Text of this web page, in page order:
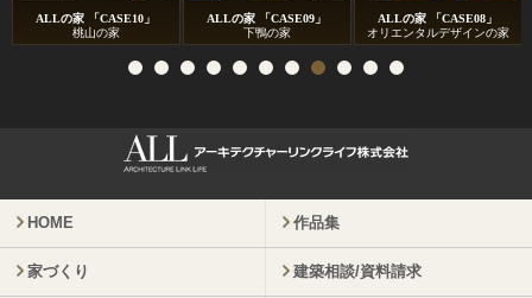
ALLの家 「CASE10」
桃山の家
ALLの家 「CASE09」
下鴨の家
ALLの家 「CASE08」
オリエンタルデザインの家
HOME 作品集
家づくり 建築相談/資料請求